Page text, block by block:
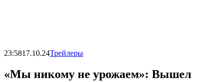
23:5817.10.24Трейлеры
«Мы никому не урожаем»: Вышел